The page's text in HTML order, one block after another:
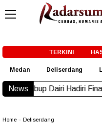
TERKINI
Medan Deliserdang
News
Hadiri Final GEMA
Home Deliserdang